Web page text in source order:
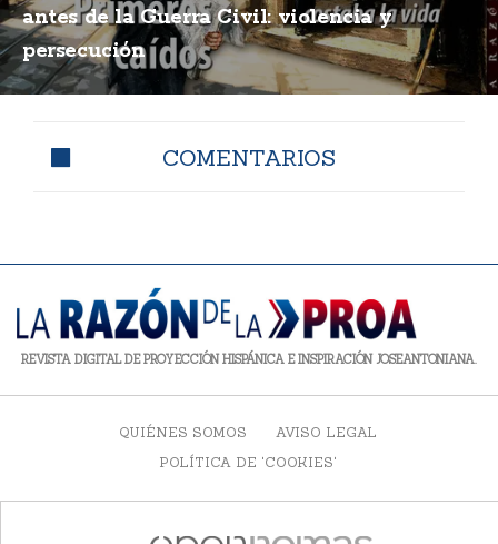
antes de la Guerra Civil: violencia y
persecución
COMENTARIOS
REVISTA DIGITAL DE PROYECCIÓN HISPÁNICA E INSPIRACIÓN JOSEANTONIANA.
QUIÉNES SOMOS
AVISO LEGAL
POLÍTICA DE 'COOKIES'